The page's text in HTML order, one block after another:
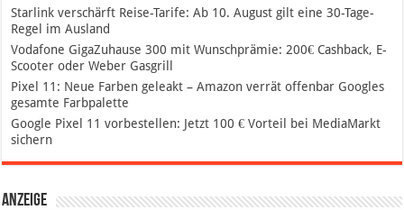
Starlink verschärft Reise-Tarife: Ab 10. August gilt eine 30-Tage-
Regel im Ausland
Vodafone GigaZuhause 300 mit Wunschprämie: 200€ Cashback, E-
Scooter oder Weber Gasgrill
Pixel 11: Neue Farben geleakt – Amazon verrät offenbar Googles
gesamte Farbpalette
Google Pixel 11 vorbestellen: Jetzt 100 € Vorteil bei MediaMarkt
sichern
Anzeige